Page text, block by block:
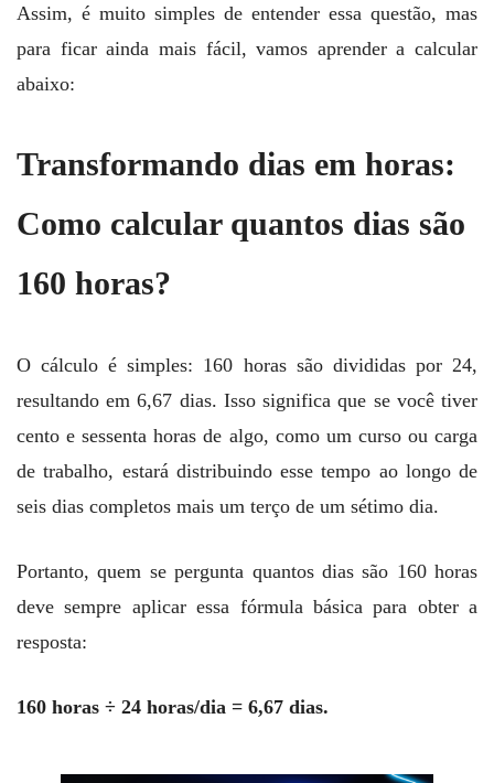
Assim, é muito simples de entender essa questão, mas
para ficar ainda mais fácil, vamos aprender a calcular
abaixo:
Transformando dias em horas:
Como calcular quantos dias são
160 horas?
O cálculo é simples: 160 horas são divididas por 24,
resultando em 6,67 dias. Isso significa que se você tiver
cento e sessenta horas de algo, como um curso ou carga
de trabalho, estará distribuindo esse tempo ao longo de
seis dias completos mais um terço de um sétimo dia.
Portanto, quem se pergunta quantos dias são 160 horas
deve sempre aplicar essa fórmula básica para obter a
resposta:
160 horas ÷ 24 horas/dia = 6,67 dias.